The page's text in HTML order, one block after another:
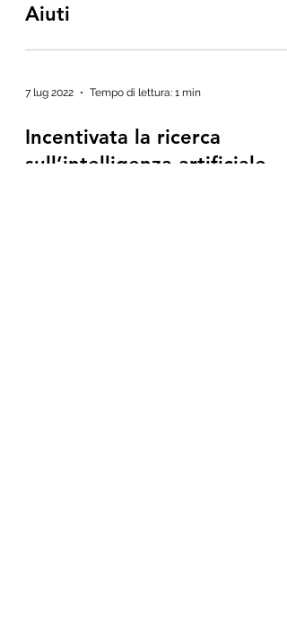
Aiuti
7 lug 2022 Tempo di lettura: 1 min
Incentivata la ricerca
sull’intelligenza artificiale